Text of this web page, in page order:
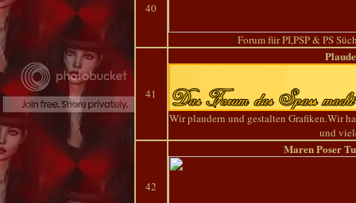
40
Forum für PI,PSP & PS
41
Wir plaudern und gestalten Grafiken.Wir
und
42
Maren Poser